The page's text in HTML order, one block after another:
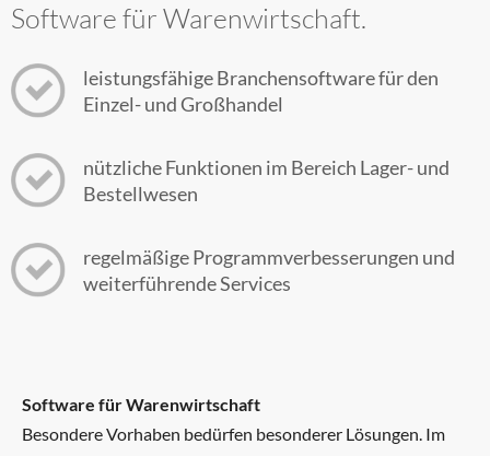
Software für Warenwirtschaft.
leistungsfähige Branchensoftware für den
Einzel- und Großhandel
nützliche Funktionen im Bereich Lager- und
Bestellwesen
regelmäßige Programmverbesserungen und
weiterführende Services
Software für Warenwirtschaft
Besondere Vorhaben bedürfen besonderer Lösungen. Im